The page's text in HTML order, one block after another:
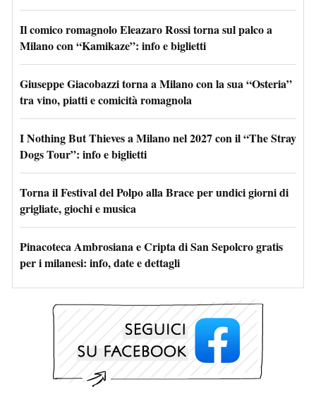
Il comico romagnolo Eleazaro Rossi torna sul palco a
Milano con “Kamikaze”: info e biglietti
Giuseppe Giacobazzi torna a Milano con la sua “Osteria”
tra vino, piatti e comicità romagnola
I Nothing But Thieves a Milano nel 2027 con il “The Stray
Dogs Tour”: info e biglietti
Torna il Festival del Polpo alla Brace per undici giorni di
grigliate, giochi e musica
Pinacoteca Ambrosiana e Cripta di San Sepolcro gratis
per i milanesi: info, date e dettagli